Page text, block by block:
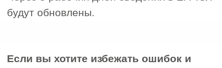
3. Система налогообложения
ЕНВД